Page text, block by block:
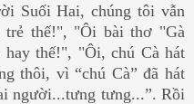
Suối Hai, chúng tôi vẫn
trẻ thế!", "Ôi bài thơ "Gà
thế!", "Ôi, chú Cà hát
thôi, vì “chú Cà” đã hát
người...tưng tưng...”. Rồi